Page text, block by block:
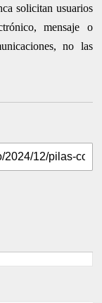
solicitan usuarios
mensaje o
no las